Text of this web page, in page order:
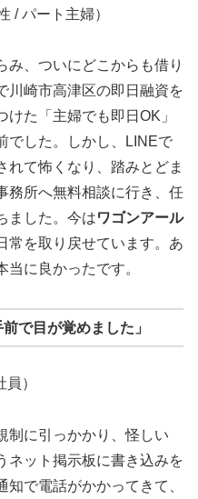
/ パート主婦）
み、ついにどこからも借り
川崎市高津区の即日融資を
た「主婦でも即日OK」
でした。しかし、LINEで
れて怖くなり、踏みとどま
務所へ無料相談に行き、任
ました。今はワゴンアール
常を取り戻せています。あ
に良かったです。
で目が覚めました」
）
制に引っかかり、怪しい
ネット掲示板に書き込みを
で電話がかかってきて、